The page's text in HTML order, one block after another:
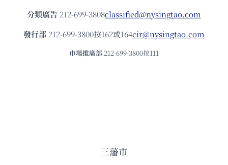
分類廣告 212-699-3808classified@nysingtao.com
發⾏部 212-699-3800按162或164cir@nysingtao.com
市場推廣部 212-699-3800按111
三藩市